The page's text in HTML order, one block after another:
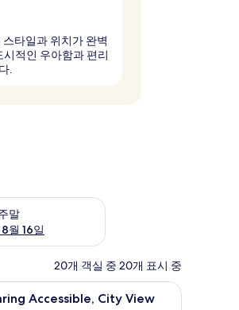
타일과 위치가 완벽
적인 우아함과 편리
.
말
월 16일
부 확인, 8월 14일 ~ 8월 16일
20개 객실 중 20개 표시 중
고급 침구, 오리/거위털 이불, 객실 내 금고, 책상
Accessible, City View